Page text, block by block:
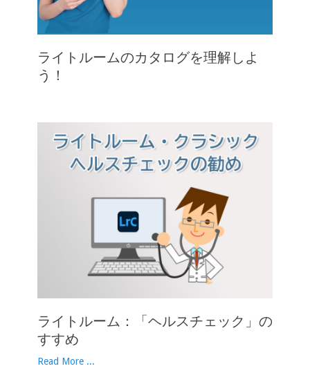
ライトルームのカタログを理解しよ
う！
ライトルーム：「ヘルスチェック」の
すすめ
Read More ...